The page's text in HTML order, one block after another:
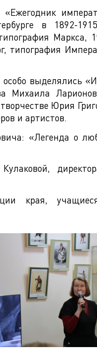
в 1892-
Маркса,
выделялись
Михаила
Юрия
и артистов.
«Легенда о
края,